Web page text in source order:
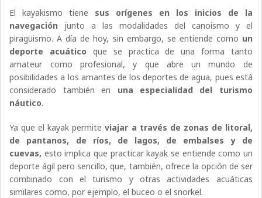
El kayakismo tiene sus orígenes en los inicios de la
navegación junto a las modalidades del canoismo y el
piragüismo. A día de hoy, sin embargo, se entiende como un
deporte acuático que se practica de una forma tanto
amateur como profesional, y que abre un mundo de
posibilidades a los amantes de los deportes de agua, pues está
considerado también en una especialidad del turismo
náutico.
Ya que el kayak permiteviajar a través de zonas de litoral,
de pantanos, de ríos, de lagos, de embalses y de
cuevas, esto implica que practicar kayak se entiende como un
deporte ágil pero sencillo, que, también, ofrece la opción de ser
combinado con el turismo y otras actividades acuáticas
similares como, por ejemplo, el buceo o el snorkel.